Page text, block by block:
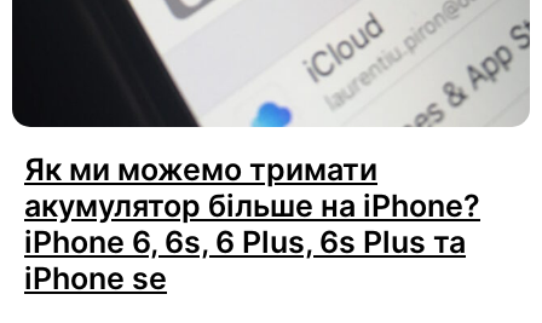
Як ми можемо тримати
акумулятор більше на iPhone?
iPhone 6, 6s, 6 Plus, 6s Plus та
iPhone se